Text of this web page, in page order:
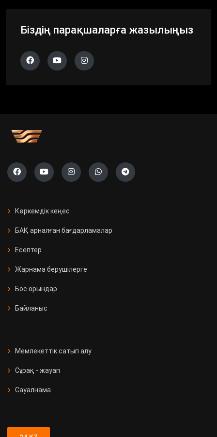
Біздің парақшаларға жазылыңыз
Көркемдік кеңес
БАҚ арналған бағдарламалар
Есептер
Жарнама берушілерге
Бос орындар
Байланыс
Мемлекеттік сатып алу
Сұрақ - жауап
Сауалнама